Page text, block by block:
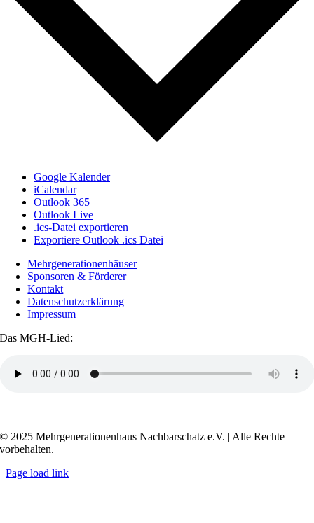
Google Kalender
iCalendar
Outlook 365
Outlook Live
.ics-Datei exportieren
Exportiere Outlook .ics Datei
Mehrgenerationenhäuser
Sponsoren & Förderer
Kontakt
Datenschutzerklärung
Impressum
Das MGH-Lied:
© 2025 Mehrgenerationenhaus Nachbarschatz e.V. | Alle Rechte
vorbehalten.
Page load link